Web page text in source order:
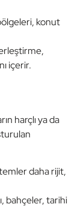
konut
içerir.
harçlı ya da
daha rijit,
bahçeler, tarihi